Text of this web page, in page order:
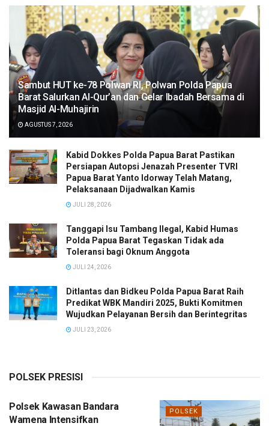
Sambut HUT ke-78 Polwan RI, Polwan Polda Papua
Barat Salurkan Al-Qur’an dan Gelar Ibadah Bersama di
Masjid Al-Muhajirin
AGUSTUS 7, 2026
Kabid Dokkes Polda Papua Barat Pastikan
Persiapan Autopsi Jenazah Presenter TVRI
Papua Barat Yanto Idorway Telah Matang,
Pelaksanaan Dijadwalkan Kamis
JULI 28, 2026
Tanggapi Isu Tambang Ilegal, Kabid Humas
Polda Papua Barat Tegaskan Tidak ada
Toleransi bagi Oknum Anggota
JULI 24, 2026
Ditlantas dan Bidkeu Polda Papua Barat Raih
Predikat WBK Mandiri 2025, Bukti Komitmen
Wujudkan Pelayanan Bersih dan Berintegritas
JULI 23, 2026
POLSEK PRESISI
POLSEK
Polsek Kawasan Bandara
Wamena Intensifkan